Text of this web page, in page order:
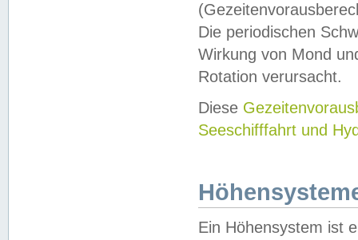
Die periodischen
Wirkung von Mond
Rotation verursacht.
Diese
Seeschifffahrt und
Ein Höhensystem ist